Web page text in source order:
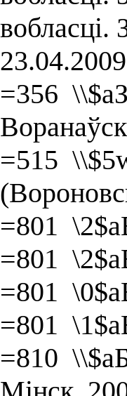
вобласці.
=356
=515
=801
=801
=801
=801
=810